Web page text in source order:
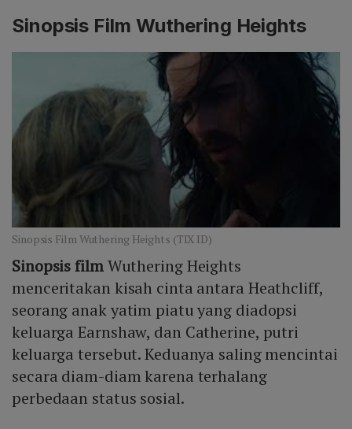
Sinopsis Film Wuthering Heights
Sinopsis Film Wuthering Heights (TIX ID)
Sinopsis filmWuthering Heights
menceritakan kisah cinta antara Heathcliff,
seorang anak yatim piatu yang diadopsi
keluarga Earnshaw, dan Catherine, putri
keluarga tersebut. Keduanya saling mencintai
secara diam-diam karena terhalang
perbedaan status sosial.